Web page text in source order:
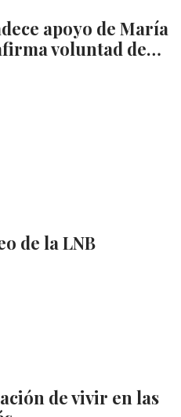
apoyo de María
voluntad de…
de la LNB
de vivir en las